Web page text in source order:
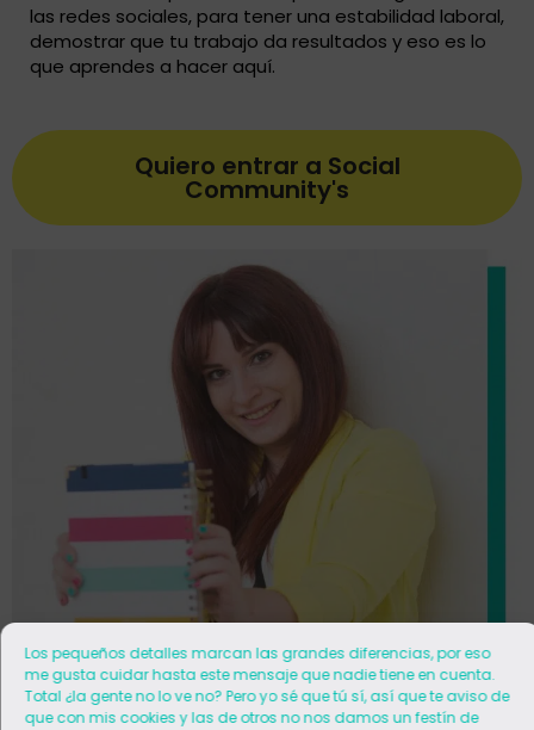
Los pequeños detalles marcan las grandes diferencias, por eso
me gusta cuidar hasta este mensaje que nadie tiene en cuenta.
Total ¿la gente no lo ve no? Pero yo sé que tú sí, así que te aviso de
que con mis cookies y las de otros no nos damos un festín de
las redes sociales, para tener una estabilidad laboral,
demostrar que tu trabajo da resultados y eso es lo
que aprendes a hacer aquí.
Quiero entrar a Social
Community's